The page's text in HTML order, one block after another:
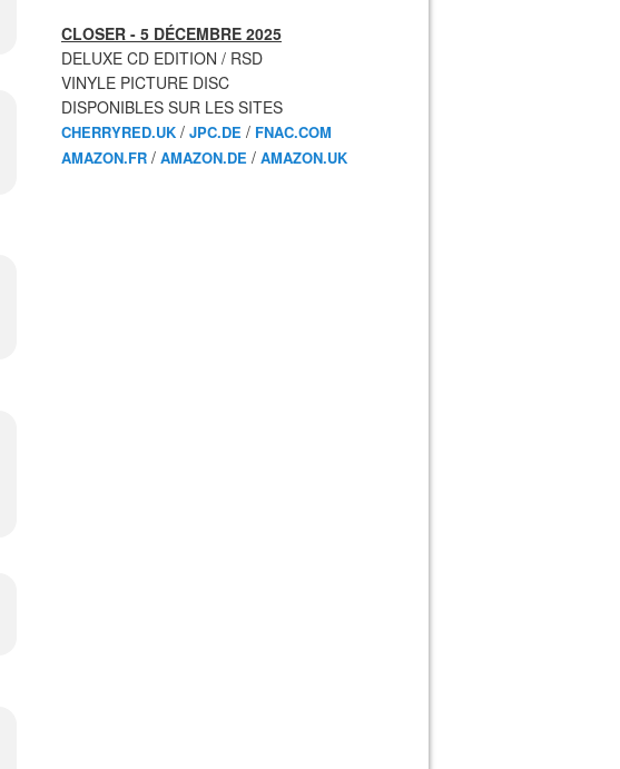
CLOSER - 5 DÉCEMBRE 2025
DELUXE CD EDITION / RSD
VINYLE PICTURE DISC
DISPONIBLES SUR LES SITES
CHERRYRED.UK / JPC.DE / FNAC.COM
AMAZON.FR / AMAZON.DE / AMAZON.UK